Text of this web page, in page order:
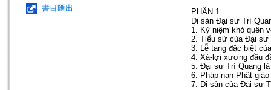
書目匯出
PHẦN 1
Di sản Đại sư Trí
1. Kỷ niệm khó quên
2. Tiểu sử của Đại sư
3. Lễ tang đặc biệt
4. Xá-lợi xương đầu
5. Đại sư Trí Quang
6. Pháp nạn Phật
7. Di sản của Đại sư